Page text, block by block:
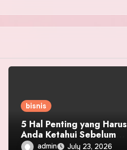
bisnis
5 Hal Penting yang Harus
Anda Ketahui Sebelum
Membeli Lab Grown
admin July 23, 2026